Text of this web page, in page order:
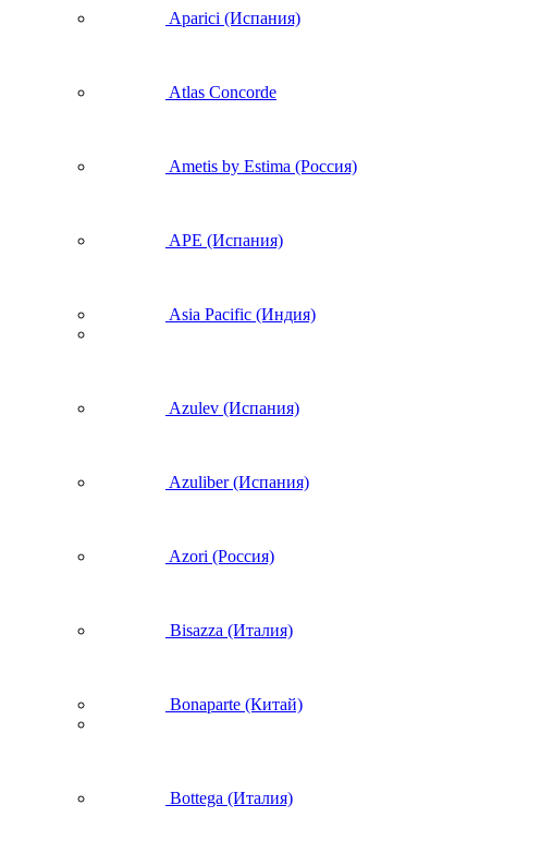
Aparici (Испания)
Atlas Concorde
Ametis by Estima (Россия)
APE (Испания)
Asia Pacific (Индия)
Azulev (Испания)
Azuliber (Испания)
Azori (Россия)
Bisazza (Италия)
Bonaparte (Китай)
Bottega (Италия)